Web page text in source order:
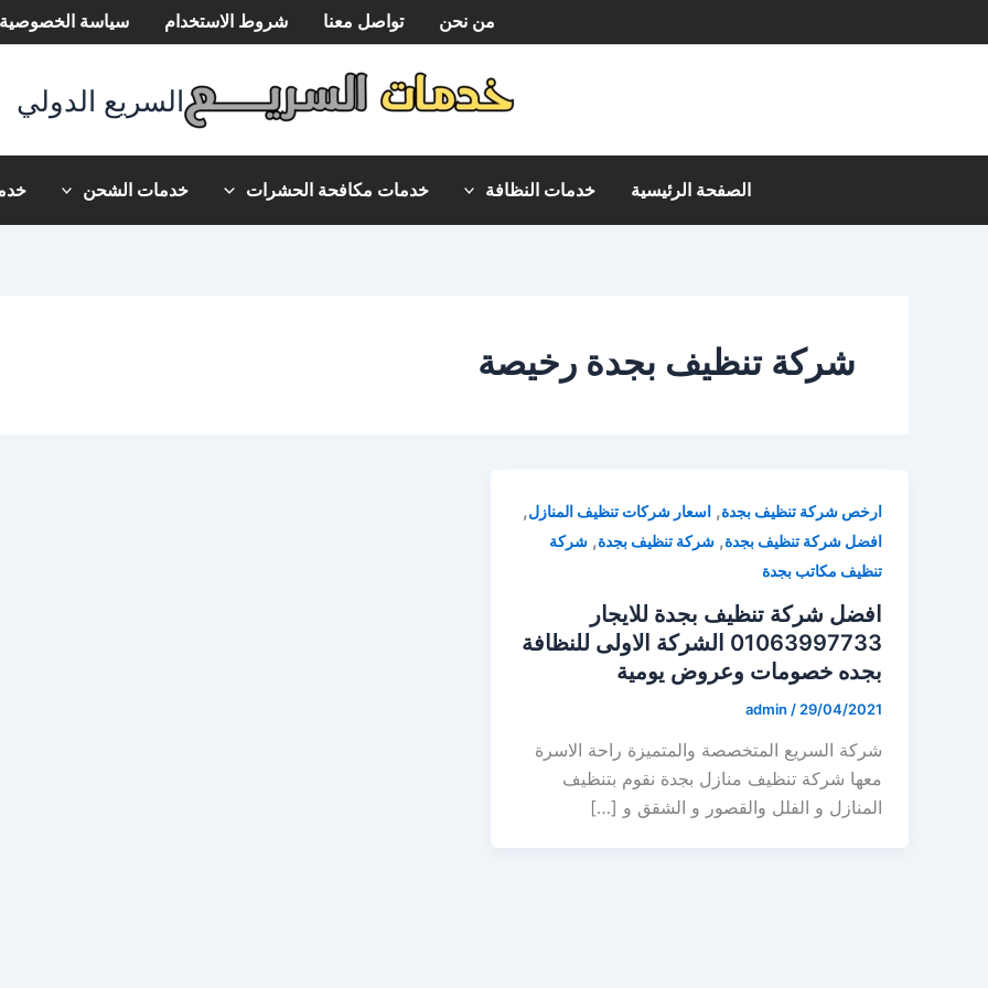
إلى
من نحن تواصل معنا شروط الاستخدام سياسة الخصوصية
السريع الدولي
الصفحة الرئيسية خدمات النظافة خدمات مكافحة الحشرات خدمات الشحن
شركة تنظيف بجدة رخيصة
ارخص شركة تنظيف بجدة, اسعار شركات تنظيف المنازل,
افضل شركة تنظيف بجدة, شركة تنظيف بجدة, شركة
تنظيف مكاتب بجدة
افضل شركة تنظيف بجدة للايجار
01063997733 الشركة الاولى للنظافة
بجده خصومات وعروض يومية
admin / 29/04/2021
شركة السريع المتخصصة والمتميزة راحة الاسرة
معها شركة تنظيف منازل بجدة نقوم بتنظيف
المنازل و الفلل والقصور و الشقق و […]